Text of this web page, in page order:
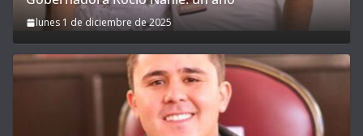
lunes 1 de diciembre de 2025